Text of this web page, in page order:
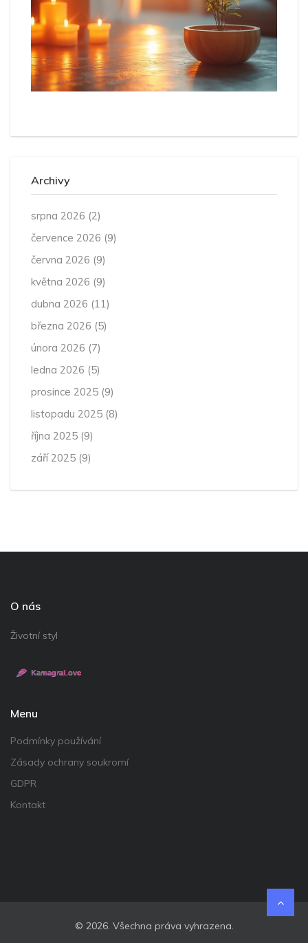
Archivy
srpna 2026 (2)
července 2026 (9)
června 2026 (9)
května 2026 (9)
dubna 2026 (11)
března 2026 (5)
února 2026 (7)
ledna 2026 (5)
prosince 2025 (9)
listopadu 2025 (8)
října 2025 (9)
září 2025 (9)
O nás
Životní styl
Menu
Podmínky používání
Zásady ochrany soukromí
GDPR
Kontakt
© 2026. Všechna práva vyhrazena.